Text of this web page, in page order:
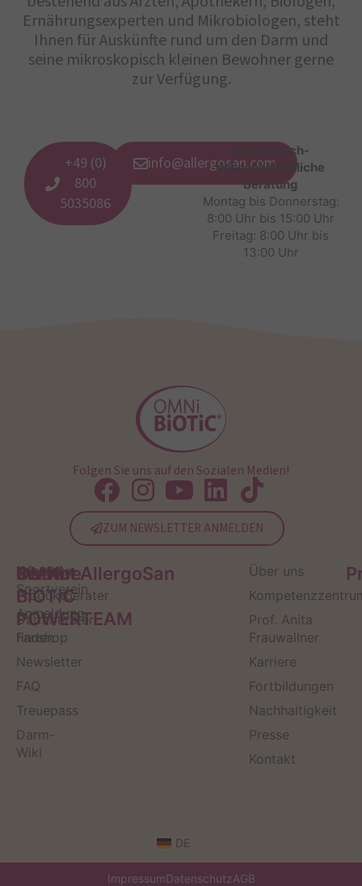
Ernährungsexperten und Mikrobiologen, steht
Ihnen für Auskünfte rund um den Darm und
seine mikroskopisch kleinen Bewohner gerne
zur Verfügung.
+49 (0)
800
5035086
info@allergosan.com
Medizinisch-
wissenschaftliche
Beratung
Montag bis Donnerstag:
8:00 Uhr bis 15:00 Uhr
Freitag: 8:00 Uhr bis
13:00 Uhr
Folgen Sie uns auf den Sozialen Medien!
ZUM NEWSLETTER ANMELDEN
Service
Kontakt
Produktberater
Darmberater
finden
Newsletter
FAQ
Treuepass
Darm-
Wiki
OMNi-
BiOTiC
POWERTEAM
Infos zum
Sportverein
Anmeldung
Fanshop
Institut AllergoSan
Über uns
Prof. Anita
Frauwallner
Karriere
Fortbildungen
Nachhaltigkeit
Presse
Kontakt
DE
ImpressumDatenschutzAGB